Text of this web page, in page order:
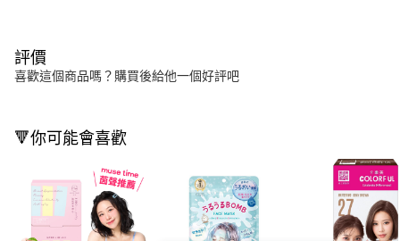
評價
喜歡這個商品嗎？購買後給他一個好評吧
🔻你可能會喜歡